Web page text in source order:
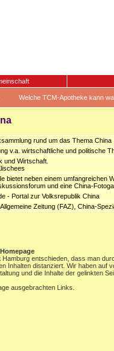
Welche TCM-Apotheke kann
rund um das Thema China
v.a. wirtschaftliche und politische
und Wirtschaft.
bietet neben einem umfangreichen
und eine China-
- Portal zur Volksrepublik China
Zeitung (FAZ), China-
entschieden, dass man
Inhalten distanziert. Wir haben
und die Inhalte der gelinkten
ausgebrachten Links.